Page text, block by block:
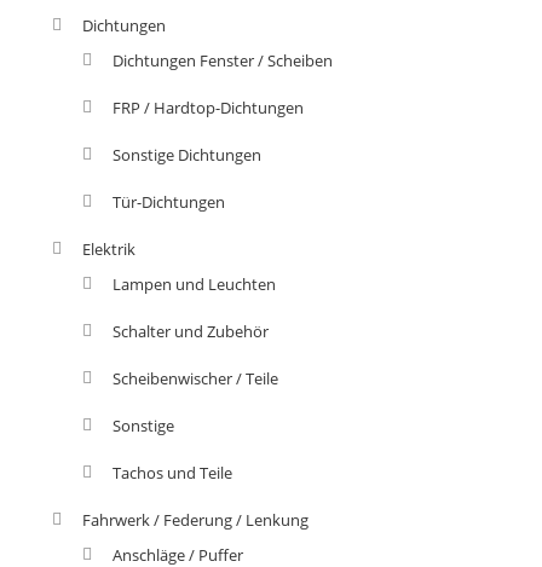
Dichtungen
Dichtungen Fenster / Scheiben
FRP / Hardtop-Dichtungen
Sonstige Dichtungen
Tür-Dichtungen
Elektrik
Lampen und Leuchten
Schalter und Zubehör
Scheibenwischer / Teile
Sonstige
Tachos und Teile
Fahrwerk / Federung / Lenkung
Anschläge / Puffer